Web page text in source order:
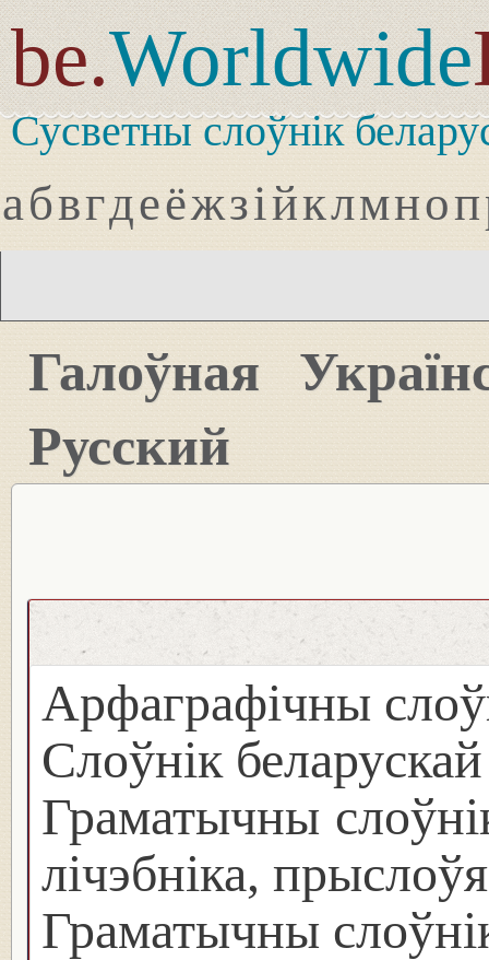
be.Worldwide
Сусветны слоўнік
абвгдеёжзійклмноп
Галоўная
Русский
Арфаграфічны
Слоўнік
Граматычны
лічэбніка, прыслоўя
Граматычны